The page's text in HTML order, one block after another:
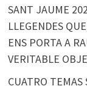
SANT JAUME
LLEGENDES
ENS PORTA A
VERITABLE
CUATRO TEMAS